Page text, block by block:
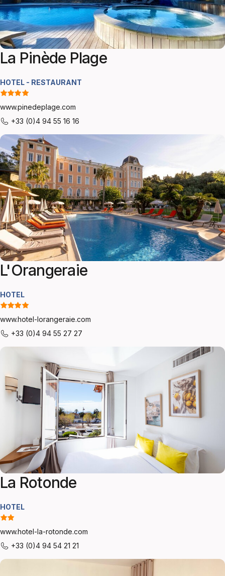
La Pinède Plage
HOTEL - RESTAURANT
www.pinedeplage.com
+33 (0)4 94 55 16 16
L'Orangeraie
HOTEL
www.hotel-lorangeraie.com
+33 (0)4 94 55 27 27
La Rotonde
HOTEL
www.hotel-la-rotonde.com
+33 (0)4 94 54 21 21